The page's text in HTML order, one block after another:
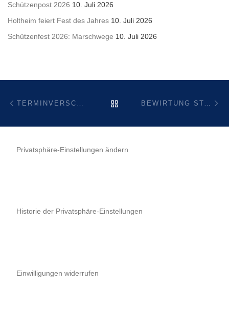
Schützenpost 2026 10. Juli 2026
Holtheim feiert Fest des Jahres 10. Juli 2026
Schützenfest 2026: Marschwege 10. Juli 2026
BeitragsnavigationZURÜCK ZUR
Privatsphäre-Einstellungen ändern
Historie der Privatsphäre-Einstellungen
Einwilligungen widerrufen